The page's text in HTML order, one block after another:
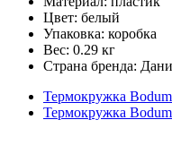
Цвет: белый
Упаковка: коробка
Вес: 0.29 кг
Страна бренда:
Термокружка
Термокружка